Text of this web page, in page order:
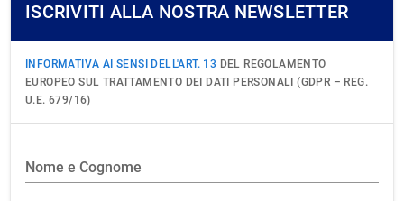
ISCRIVITI ALLA NOSTRA NEWSLETTER
INFORMATIVA AI SENSI DELL'ART. 13 DEL REGOLAMENTO
EUROPEO SUL TRATTAMENTO DEI DATI PERSONALI (GDPR – REG.
U.E. 679/16)
Nome e Cognome